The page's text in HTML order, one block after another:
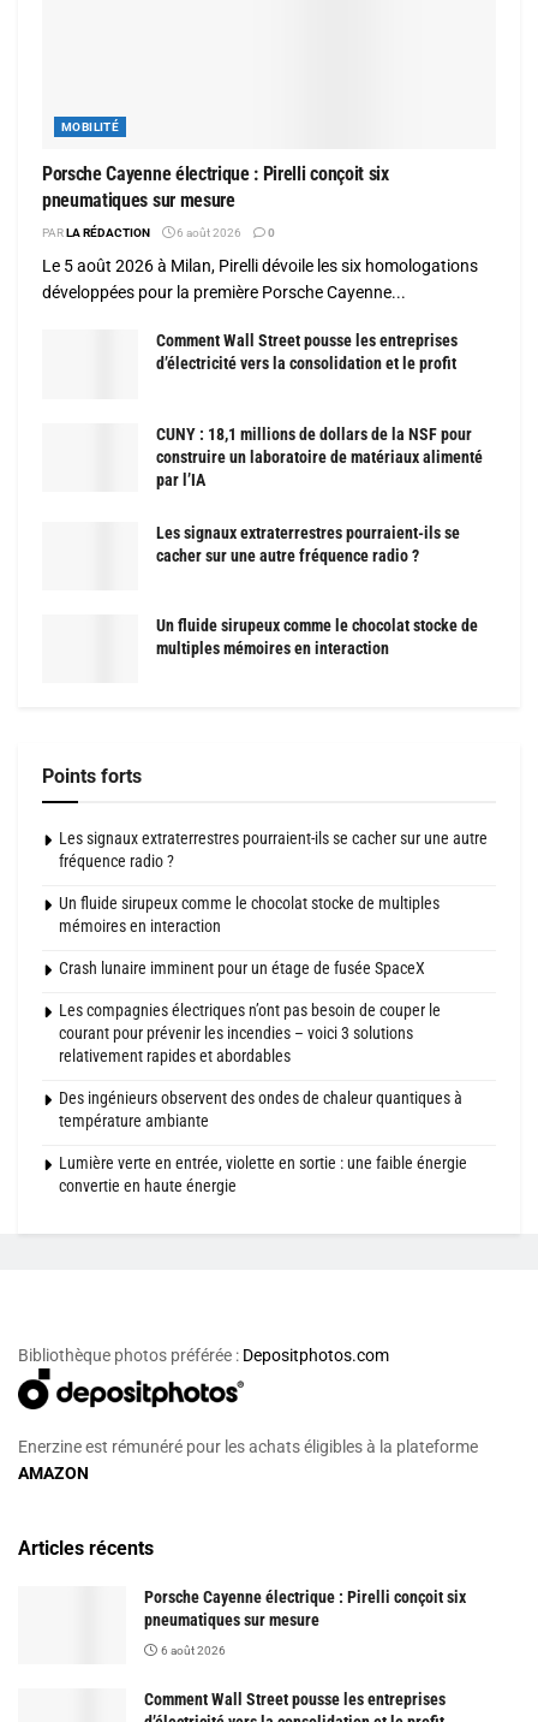
MOBILITÉ
Porsche Cayenne électrique : Pirelli conçoit six
pneumatiques sur mesure
PAR LA RÉDACTION 6 août 2026 0
Le 5 août 2026 à Milan, Pirelli dévoile les six homologations
développées pour la première Porsche Cayenne...
Comment Wall Street pousse les entreprises
d’électricité vers la consolidation et le profit
CUNY : 18,1 millions de dollars de la NSF pour
construire un laboratoire de matériaux alimenté
par l’IA
Les signaux extraterrestres pourraient-ils se
cacher sur une autre fréquence radio ?
Un fluide sirupeux comme le chocolat stocke de
multiples mémoires en interaction
Points forts
Les signaux extraterrestres pourraient-ils se cacher sur une autre
fréquence radio ?
Un fluide sirupeux comme le chocolat stocke de multiples
mémoires en interaction
Crash lunaire imminent pour un étage de fusée SpaceX
Les compagnies électriques n’ont pas besoin de couper le
courant pour prévenir les incendies – voici 3 solutions
relativement rapides et abordables
Des ingénieurs observent des ondes de chaleur quantiques à
température ambiante
Lumière verte en entrée, violette en sortie : une faible énergie
convertie en haute énergie
Bibliothèque photos préférée : Depositphotos.com
Enerzine est rémunéré pour les achats éligibles à la plateforme
AMAZON
Articles récents
Porsche Cayenne électrique : Pirelli conçoit six
pneumatiques sur mesure
6 août 2026
Comment Wall Street pousse les entreprises